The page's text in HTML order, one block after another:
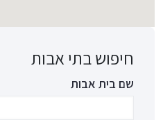
חיפוש בתי אבות
שם בית אבות